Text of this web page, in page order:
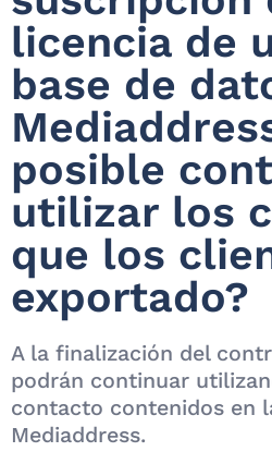
licencia de
base de
posible
utilizar los
que los
exportado?
A la finalización del
podrán continuar
contacto contenidos en
Mediaddress.